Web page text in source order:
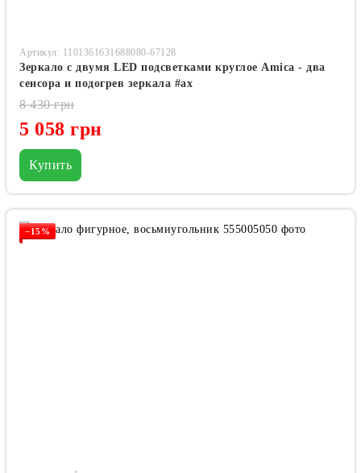
Артикул: 1101361631688080-67128
Зеркало с двумя LED подсветками круглое Amica - два
сенсора и подогрев зеркала #ax
5 058 грн
8 430 грн
Купить
−15%